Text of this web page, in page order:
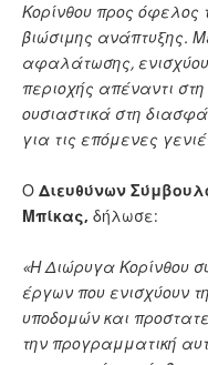
Κορίνθου προς όφελος
βιώσιμης ανάπτυξης.
αφαλάτωσης,
περιοχής απέναντι
ουσιαστικά στη
για τις επόμενες
Ο Διευθύνων
Μπίκας, δήλωσε:
«Η Διώρυγα Κορίνθου
έργων που ενισχύουν
υποδομών και
την προγραμματική